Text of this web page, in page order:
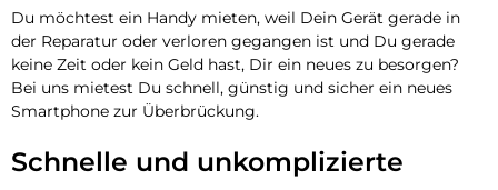
Du möchtest ein Handy mieten, weil Dein Gerät gerade in
der Reparatur oder verloren gegangen ist und Du gerade
keine Zeit oder kein Geld hast, Dir ein neues zu besorgen?
Bei uns mietest Du schnell, günstig und sicher ein neues
Smartphone zur Überbrückung.
Schnelle und unkomplizierte